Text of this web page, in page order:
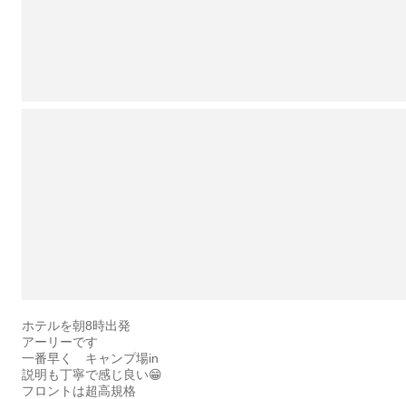
ホテルを朝8時出発
アーリーです
一番早く キャンプ場in
説明も丁寧で感じ良い😁
フロントは超高規格